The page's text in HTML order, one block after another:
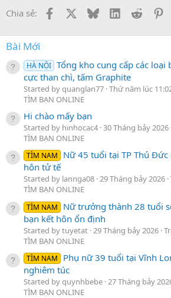
Chia sẻ: Facebook BlueskyLinkedInReddit
Bài Mới
HÀ NỘI Tổng kho cung cấp các
cực than chì, tấm Graphite
Started by quanglan77 Thứ năm lúc
TÌM BẠN ONLINE
Hi chào mấy bạn
Started by hinhocac4 30 Tháng bảy 2026
TÌM BẠN ONLINE
TÌM NAM
Nữ 45 tuổi tại TP Thủ
hôn tử tế
Started by lannga08 29 Tháng bảy 2026
TÌM BẠN ONLINE
TÌM NAM
Nữ trưởng thành 28 tuổi
bạn kết hôn ổn định
Started by tuyetat 29 Tháng bảy 2026
TÌM BẠN ONLINE
TÌM NAM
Phụ nữ 39 tuổi tại Vĩnh
nghiêm túc
Started by quynhbebe 27 Tháng bảy
TÌM BẠN ONLINE